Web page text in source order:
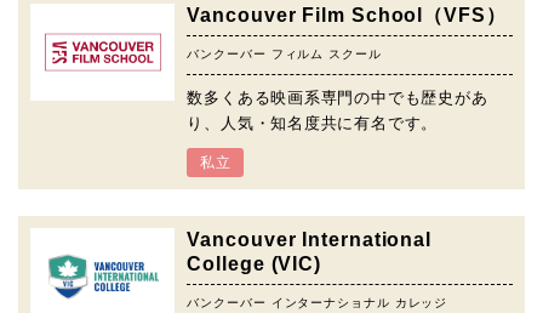
Vancouver Film School（VFS）
バンクーバー フィルム スクール
数多くある映画系専門の中でも歴史があ
り、人気・知名度共に有名です。
私立
Vancouver International
College (VIC)
バンクーバー インターナショナル カレッジ